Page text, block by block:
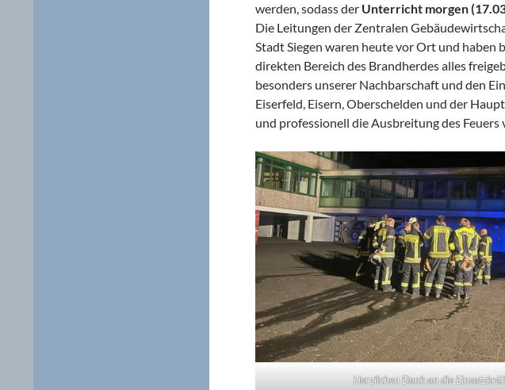
werden, sodass der Unterricht morgen
Die Leitungen der Zentralen
Stadt Siegen waren heute vor Ort und haben
direkten Bereich des Brandherdes alles
besonders unserer Nachbarschaft und den
Eiserfeld, Eisern, Oberschelden und der
und professionell die Ausbreitung des
Herzlichen Dank an die